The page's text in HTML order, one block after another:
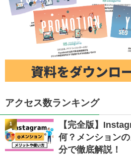
アクセス数ランキング
【完全版】
何？メンション
分で徹底解説！
1